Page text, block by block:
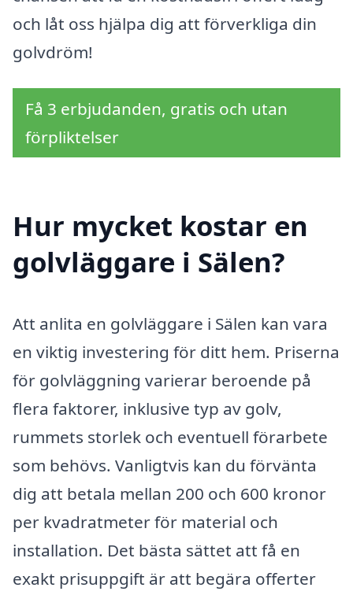
och låt oss hjälpa dig att förverkliga din
golvdröm!
Få 3 erbjudanden, gratis och utan
förpliktelser
Hur mycket kostar en
golvläggare i Sälen?
Att anlita en golvläggare i Sälen kan vara
en viktig investering för ditt hem. Priserna
för golvläggning varierar beroende på
flera faktorer, inklusive typ av golv,
rummets storlek och eventuell förarbete
som behövs. Vanligtvis kan du förvänta
dig att betala mellan 200 och 600 kronor
per kvadratmeter för material och
installation. Det bästa sättet att få en
exakt prisuppgift är att begära offerter